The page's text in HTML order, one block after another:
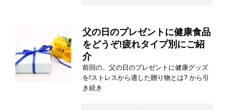
父の日のプレゼントに健康食品
をどうぞ!疲れタイプ別にご紹
介
前回の、父の日のプレゼントに健康グッズ
を!ストレスから適した贈り物とは? から引
き続き